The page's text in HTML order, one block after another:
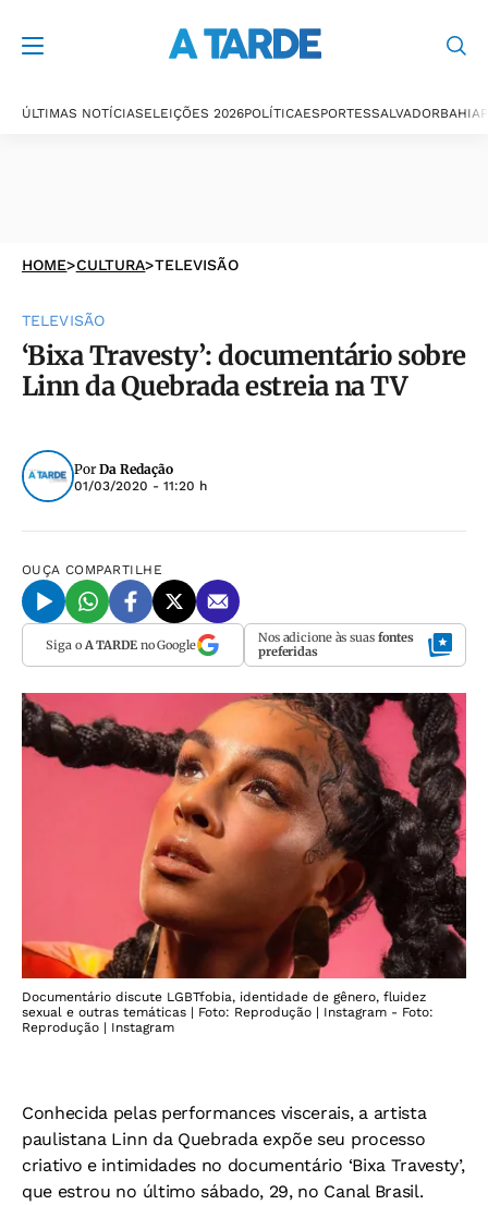
ÚLTIMAS NOTÍCIASELEIÇÕES 2026POLÍTICAESPORTESSALVADORBAHIA
HOME>CULTURA>TELEVISÃO
TELEVISÃO
‘Bixa Travesty’: documentário sobre
Linn da Quebrada estreia na TV
Por Da Redação
01/03/2020 - 11:20 h
OUÇA COMPARTILHE
Siga o A TARDEno Google Nos adicione às suas fontes
preferidas
Documentário discute LGBTfobia, identidade de gênero, fluidez
sexual e outras temáticas | Foto: Reprodução | Instagram - Foto:
Reprodução | Instagram
Conhecida pelas performances viscerais, a artista
paulistana Linn da Quebrada expõe seu processo
criativo e intimidades no documentário ‘Bixa Travesty’,
que estrou no último sábado, 29, no Canal Brasil.